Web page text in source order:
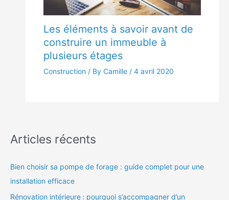
Les éléments à savoir avant de
construire un immeuble à
plusieurs étages
Construction / By Camille / 4 avril 2020
Articles récents
Bien choisir sa pompe de forage : guide complet pour une
installation efficace
Rénovation intérieure : pourquoi s’accompagner d’un